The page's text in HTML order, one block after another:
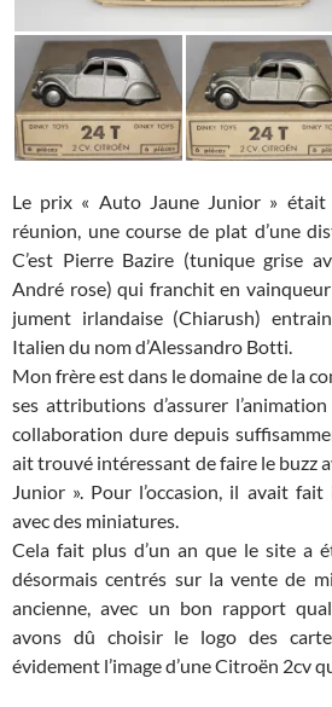
Le prix « Auto Jaune Junior »
réunion, une course de plat d’une
C’est Pierre Bazire (tunique grise
André rose) qui franchit en vainqueur
jument irlandaise (Chiarush)
Italien du nom d’Alessandro Botti.
Mon frère est dans le domaine de la
ses attributions d’assurer
collaboration dure depuis
ait trouvé intéressant de faire le buzz
Junior ». Pour l’occasion, il avait
avec des miniatures.
Cela fait plus d’un an que le site a
désormais centrés sur la vente de
ancienne, avec un bon rapport
avons dû choisir le logo des
évidement l’image d’une Citroën 2cv